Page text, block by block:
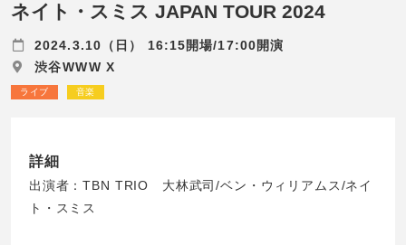
ネイト・スミス JAPAN TOUR 2024
2024.3.10（日） 16:15開場/17:00開演
渋谷WWW X
ライブ 音楽
詳細
出演者：TBN TRIO 大林武司/ベン・ウィリアムス/ネイ
ト・スミス